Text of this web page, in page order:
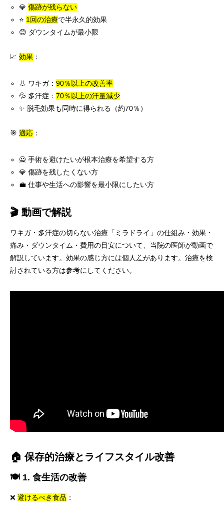
💎傷跡が残らない
⭐ 1回の治療で半永久的効果
😊 ダウンタイムが最小限
📈 効果 ：
👃 ワキガ：90％以上の改善率
💦 多汗症：70％以上の汗量減少
✨ 脱毛効果も同時に得られる（約70％）
🎯 適応 ：
🙅 手術を避けたいが根本治療を希望する方
💎 傷跡を残したくない方
💼 仕事や生活への影響を最小限にしたい方
🎬 動画で解説
ワキガ・多汗症の切らない治療「ミラドライ」の仕組み・効果・
痛み・ダウンタイム・費用の目安について、当院の医師が動画で
解説しています。効果の感じ方には個人差があります。治療を検
討されている方は参考にしてください。
🏠 保存的治療とライフスタイル改善
🍽️ 1. 食生活の改善
❌ 避けるべき食品 ：